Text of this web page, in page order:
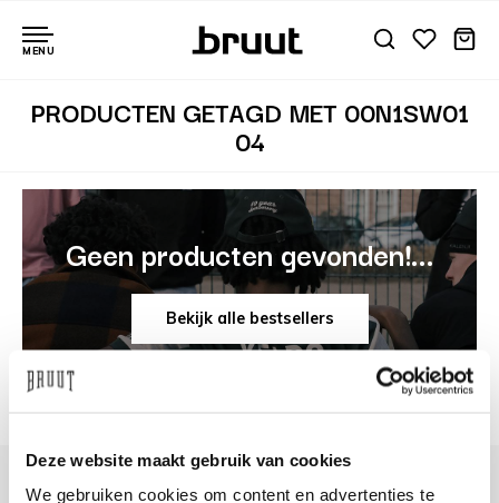
Deze website maakt gebruik van cookies
We gebruiken cookies om content en advertenties te
MENU
PRODUCTEN GETAGD MET 00N1SW01
04
Geen producten gevonden!...
Bekijk alle bestsellers